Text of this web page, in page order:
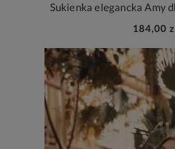
Sukienka elegancka Amy
184,00